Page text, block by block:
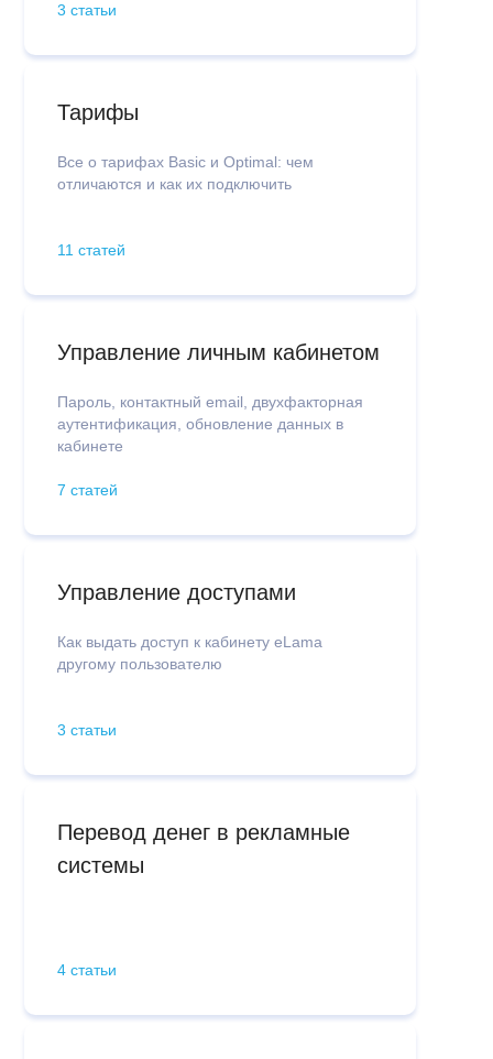
3 статьи
Тарифы
Все о тарифах Basic и Optimal: чем
отличаются и как их подключить
11 статей
Управление личным кабинетом
Пароль, контактный email, двухфакторная
аутентификация, обновление данных в
кабинете
7 статей
Управление доступами
Как выдать доступ к кабинету eLama
другому пользователю
3 статьи
Перевод денег в рекламные
системы
4 статьи